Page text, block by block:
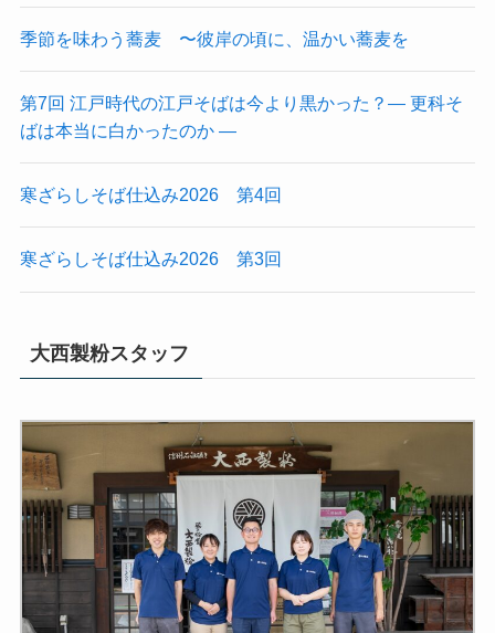
季節を味わう蕎麦 〜彼岸の頃に、温かい蕎麦を
第7回 江戸時代の江戸そばは今より黒かった？― 更科そ
ばは本当に白かったのか ―
寒ざらしそば仕込み2026 第4回
寒ざらしそば仕込み2026 第3回
大西製粉スタッフ